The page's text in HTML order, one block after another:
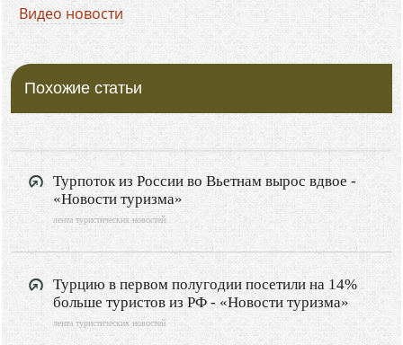
Видео новости
Похожие статьи
Турпоток из России во Вьетнам вырос вдвое -
«Новости туризма»
лента туристических новостей
Турцию в первом полугодии посетили на 14%
больше туристов из РФ - «Новости туризма»
лента туристических новостей